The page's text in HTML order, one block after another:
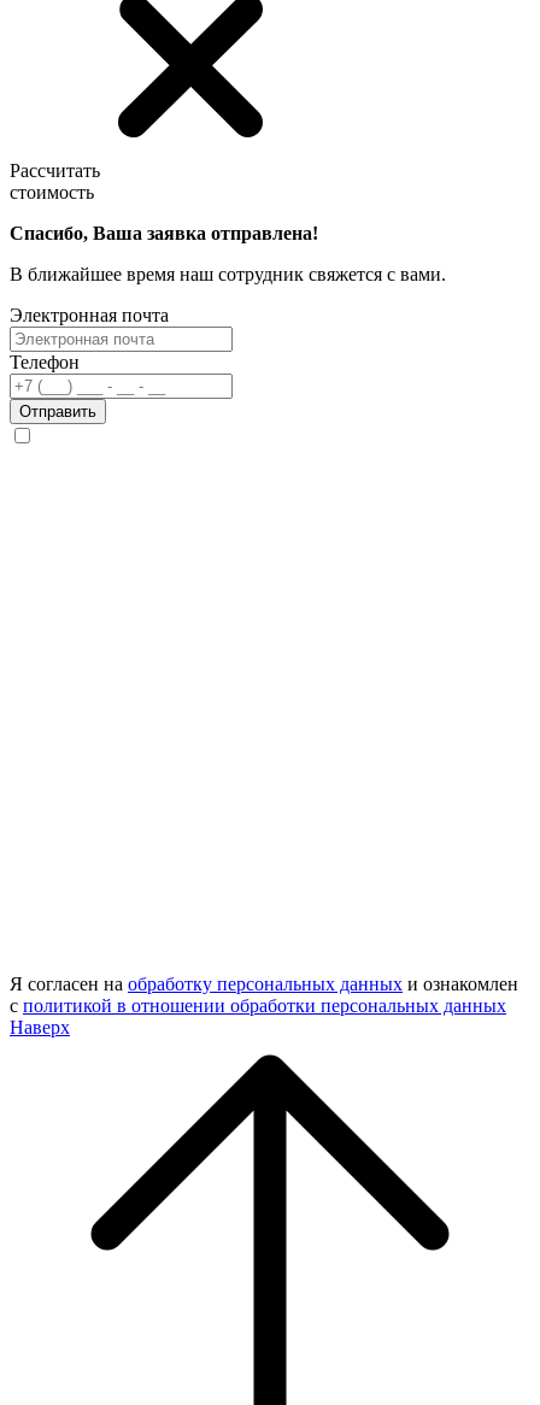
Рассчитать
стоимость
Спасибо, Ваша заявка отправлена!
В ближайшее время наш сотрудник свяжется с вами.
Электронная почта
Телефон
Отправить
Я согласен на обработку персональных данных и ознакомлен
с политикой в отношении обработки персональных данных
Наверх